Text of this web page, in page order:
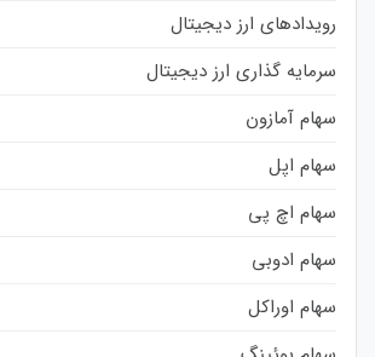
رویدادهای ارز دیجیتال
سرمایه گذاری ارز دیجیتال
سهام آمازون
سهام اپل
سهام اچ پی
سهام ادوبی
سهام اوراکل